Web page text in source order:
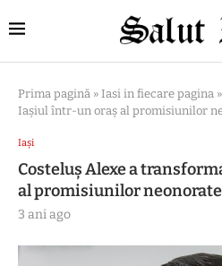
Prima pagină » Iasi in fiecare pagina »
Iașiul într-un oraș al promisiunilor
Iași
Costeluș Alexe a
al promisiunilor
3 ani ago